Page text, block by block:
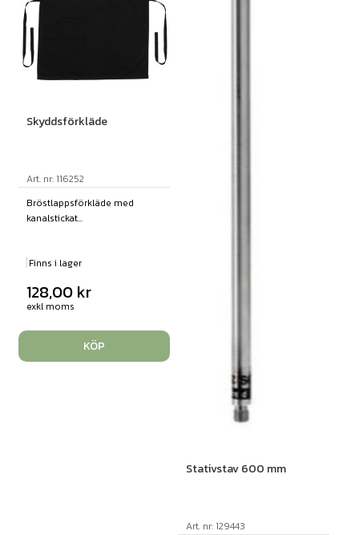
Skyddsförkläde
Art. nr: 116252
Bröstlappsförkläde med
kanalstickat...
Finns i lager
128,00 kr
exkl moms
KÖP
Stativstav 600 mm
Art. nr: 129443